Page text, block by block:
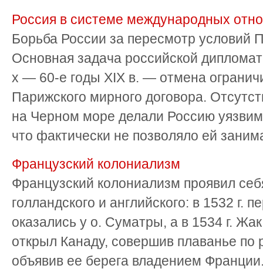
Россия в системе международных
Борьба России за пересмотр условий
Основная задача российской
х — 60-е годы XIX в. — отмена
Парижского мирного договора.
на Черном море делали Россию
что фактически не позволяло ей
Французский колониализм
Французский колониализм проявил
голландского и английского: в 1532 г.
оказались у о. Суматры, а в 1534 г.
открыл Канаду, совершив плаванье по
объявив ее берега владением